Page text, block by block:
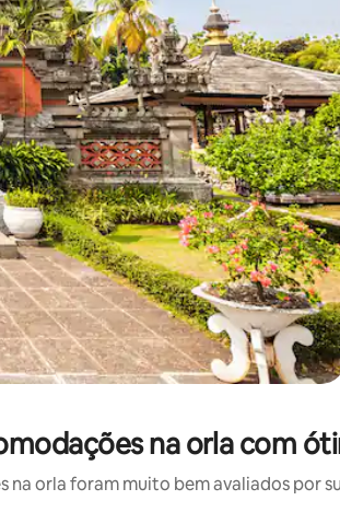
para baixo do teclado ou tocando e
na orla com
orla foram muito bem avaliados por